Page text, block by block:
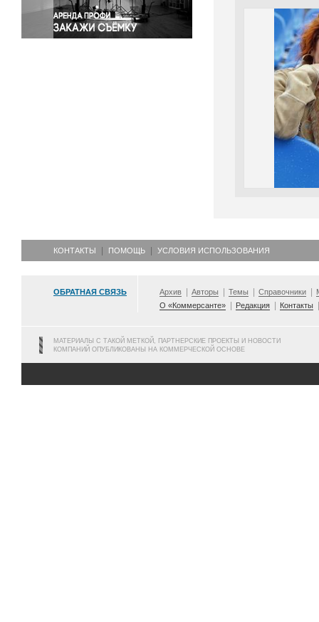
Экономика и бизнес
КОНТАКТЫ ПОМОЩЬ УСЛОВИЯ ИСПОЛЬЗОВАНИЯ
ОБРАТНАЯ СВЯЗЬ Архив Авторы Темы Справочники
О «Коммерсанте»
Редакция Контакты
МАТЕРИАЛЫ С ТАКОЙ МЕТКОЙ, ПАРТНЕРСКИЕ ПРОЕКТЫ И НОВОСТИ
КОМПАНИЙ ОПУБЛИКОВАНЫ НА КОММЕРЧЕСКОЙ ОСНОВЕ